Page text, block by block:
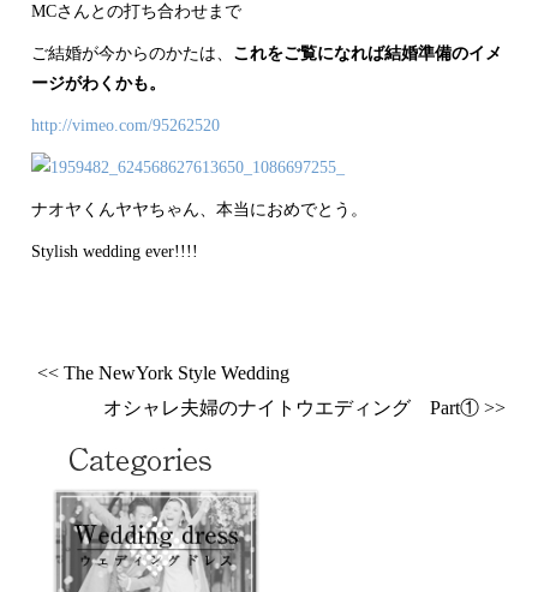
MCさんとの打ち合わせまで
ご結婚が今からのかたは、 これをご覧になれば結婚準備のイメ
ージがわくかも。
http://vimeo.com/95262520
ナオヤくんヤヤちゃん、本当におめでとう。
Stylish wedding ever!!!!
<< The NewYork Style Wedding
オシャレ夫婦のナイトウエディング Part① >>